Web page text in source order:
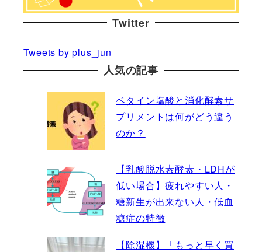
Twitter
Tweets by plus_jun
人気の記事
ベタイン塩酸と消化酵素サ
プリメントは何がどう違う
のか？
【乳酸脱水素酵素・LDHが
低い場合】疲れやすい人・
糖新生が出来ない人・低血
糖症の特徴
【除湿機】「もっと早く買